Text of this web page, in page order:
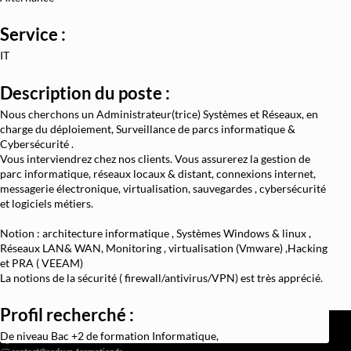
Infrastructure as Code avec Terraform et
Software-Defined Networking (SDN) et SD-
Service :
IT
Description du poste :
Nous cherchons un Administrateur(trice) Systèmes et Réseaux, en
charge du déploiement, Surveillance de parcs informatique &
Cybersécurité .
Vous interviendrez chez nos clients. Vous assurerez la gestion de
parc informatique, réseaux locaux & distant, connexions internet,
messagerie électronique, virtualisation, sauvegardes , cybersécurité
et logiciels métiers.
Notion : architecture informatique , Systèmes Windows & linux ,
Réseaux LAN& WAN, Monitoring , virtualisation (Vmware) ,Hacking
et PRA ( VEEAM)
La notions de la sécurité ( firewall/antivirus/VPN) est très apprécié.
Profil recherché :
De niveau Bac +2 de formation Informatique,
REDSUP © 2026
0756838251